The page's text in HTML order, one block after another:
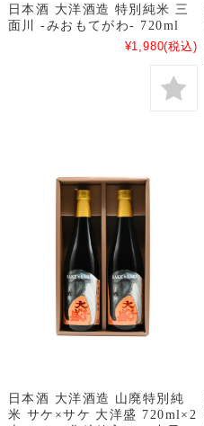
日本酒 大洋酒造 特別純米 三
面川 -みおもてがわ- 720ml
¥1,980(税込)
日本酒 大洋酒造 山廃特別純
米 サケ×サケ 大洋盛 720ml×2